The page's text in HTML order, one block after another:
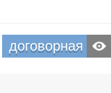
договорная